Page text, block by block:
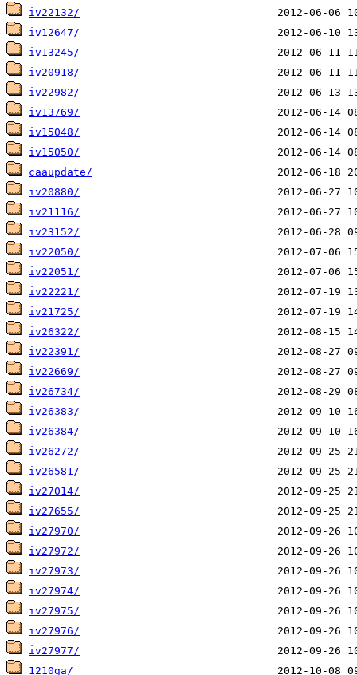
iv22132/
iv12647/
iv13245/
iv20918/
iv22982/
iv13769/
iv15048/
iv15050/
caaupdate/
iv20880/
iv21116/
iv23152/
iv22050/
iv22051/
iv22221/
iv21725/
iv26322/
iv22391/
iv22669/
iv26734/
iv26383/
iv26384/
iv26272/
iv26581/
iv27014/
iv27655/
iv27970/
iv27972/
iv27973/
iv27974/
iv27975/
iv27976/
iv27977/
1210ga/